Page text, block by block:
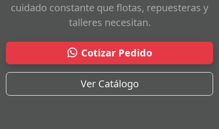
cuidado constante que flotas, repuesteras y
talleres necesitan.
Cotizar Pedido
Ver Catálogo